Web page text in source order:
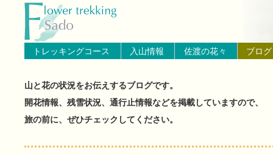
ブログ（佐渡島の山と花の状
トレッキングコース 入山情報 佐渡の花々 ブログ
山と花の状況をお伝えするブログです。
開花情報、残雪状況、通行止情報などを掲載していますので、
旅の前に、ぜひチェックしてください。
トップページへ戻る